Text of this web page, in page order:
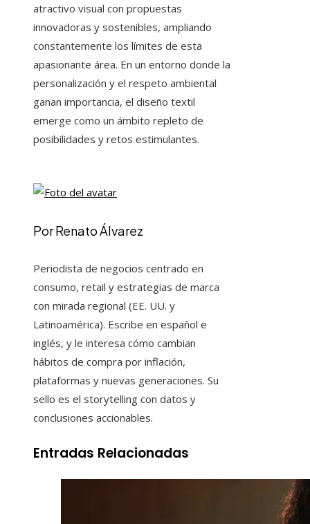
atractivo visual con propuestas
innovadoras y sostenibles, ampliando
constantemente los límites de esta
apasionante área. En un entorno donde la
personalización y el respeto ambiental
ganan importancia, el diseño textil
emerge como un ámbito repleto de
posibilidades y retos estimulantes.
Por Renato Álvarez
Periodista de negocios centrado en
consumo, retail y estrategias de marca
con mirada regional (EE. UU. y
Latinoamérica). Escribe en español e
inglés, y le interesa cómo cambian
hábitos de compra por inflación,
plataformas y nuevas generaciones. Su
sello es el storytelling con datos y
conclusiones accionables.
Entradas Relacionadas